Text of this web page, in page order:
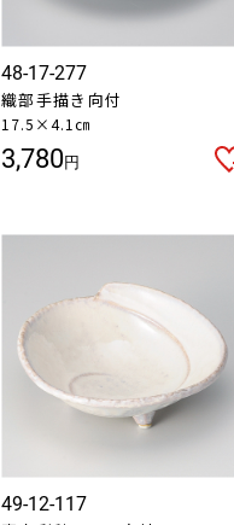
48-17-277
織部手描き向付
17.5×4.1㎝
3,780円
49-12-117